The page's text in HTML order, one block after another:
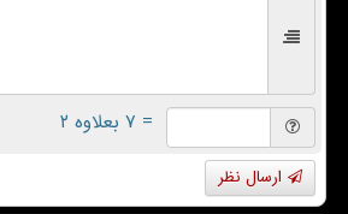
= ۷ بعلاوه ۲
ارسال نظر